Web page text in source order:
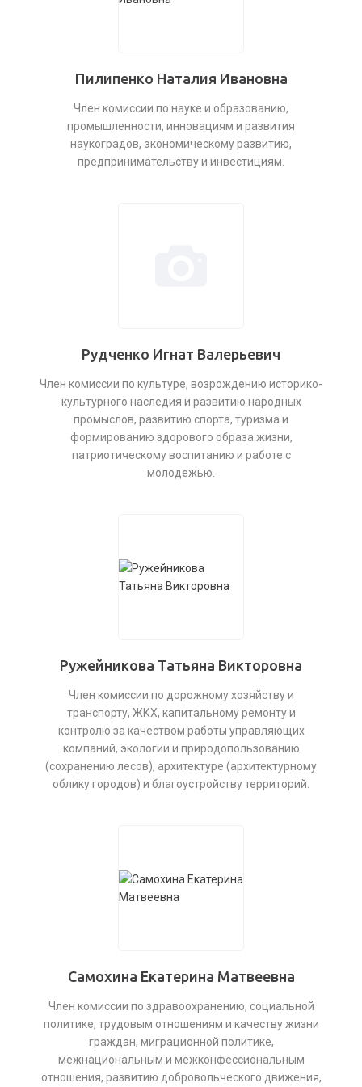
Пилипенко Наталия Ивановна
Член комиссии по науке и образованию,
промышленности, инновациям и развития
наукоградов, экономическому развитию,
предпринимательству и инвестициям.
Рудченко Игнат Валерьевич
Член комиссии по культуре, возрождению историко-
культурного наследия и развитию народных
промыслов, развитию спорта, туризма и
формированию здорового образа жизни,
патриотическому воспитанию и работе с
молодежью.
Ружейникова Татьяна Викторовна
Член комиссии по дорожному хозяйству и
транспорту, ЖКХ, капитальному ремонту и
контролю за качеством работы управляющих
компаний, экологии и природопользованию
(сохранению лесов), архитектуре (архитектурному
облику городов) и благоустройству территорий.
Самохина Екатерина Матвеевна
Член комиссии по здравоохранению, социальной
политике, трудовым отношениям и качеству жизни
граждан, миграционной политике,
межнациональным и межконфессиональным
отношения, развитию добровольческого движения,